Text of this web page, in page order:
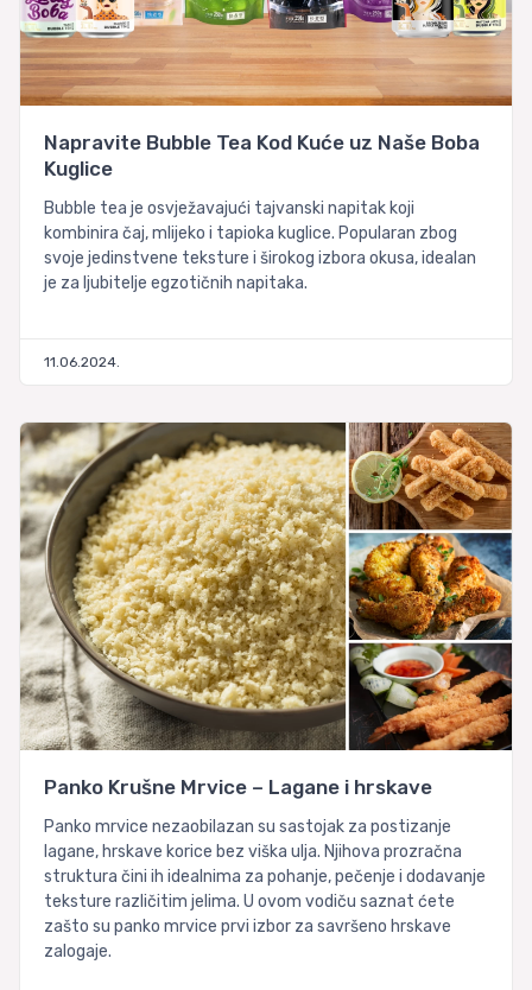
Napravite Bubble Tea Kod Kuće uz Naše Boba
Kuglice
Bubble tea je osvježavajući tajvanski napitak koji
kombinira čaj, mlijeko i tapioka kuglice. Popularan zbog
svoje jedinstvene teksture i širokog izbora okusa, idealan
je za ljubitelje egzotičnih napitaka.
11.06.2024.
Panko Krušne Mrvice – Lagane i hrskave
Panko mrvice nezaobilazan su sastojak za postizanje
lagane, hrskave korice bez viška ulja. Njihova prozračna
struktura čini ih idealnima za pohanje, pečenje i dodavanje
teksture različitim jelima. U ovom vodiču saznat ćete
zašto su panko mrvice prvi izbor za savršeno hrskave
zalogaje.